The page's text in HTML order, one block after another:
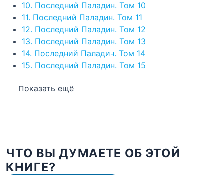
10. Последний Паладин. Том 10
11. Последний Паладин. Том 11
12. Последний Паладин. Том 12
13. Последний Паладин. Том 13
14. Последний Паладин. Том 14
15. Последний Паладин. Том 15
Показать ещё
ЧТО ВЫ ДУМАЕТЕ ОБ ЭТОЙ
КНИГЕ?